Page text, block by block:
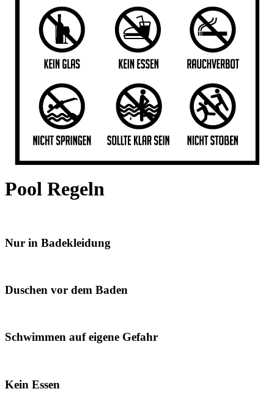
Pool Regeln
Nur in Badekleidung
Duschen vor dem Baden
Schwimmen auf eigene Gefahr
Kein Essen